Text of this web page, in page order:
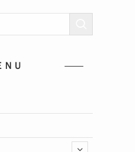
ＮＵ